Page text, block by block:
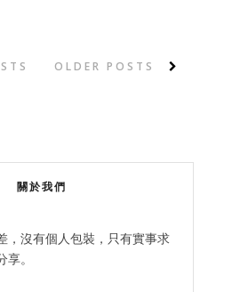
OLDER POSTS
關於我們
，沒有個人包裝，只有實事求
。